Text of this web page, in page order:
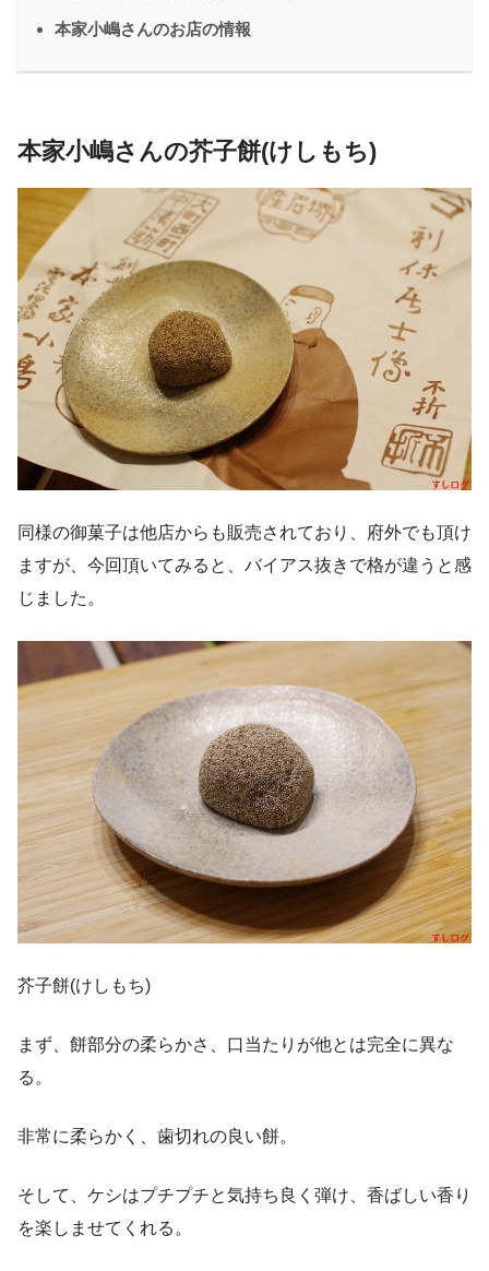
本家小嶋さんのお店の情報
本家小嶋さんの芥子餅(けしもち)
同様の御菓子は他店からも販売されており、府外でも頂け
ますが、今回頂いてみると、バイアス抜きで格が違うと感
じました。
芥子餅(けしもち)
まず、餅部分の柔らかさ、口当たりが他とは完全に異な
る。
非常に柔らかく、歯切れの良い餅。
そして、ケシはプチプチと気持ち良く弾け、香ばしい香り
を楽しませてくれる。